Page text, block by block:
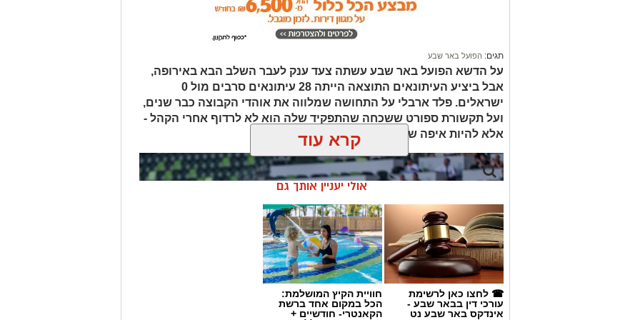
תגים: הפועל באר שבע
על הדשא הפועל באר שבע עשתה צעד ענק לעבר השלב הבא באירופה,
אבל ביציע העיתונאים התוצאה הייתה 28 עיתונאים סרבים מול 0
ישראלים. פלד ארבלי על התחושה שמלווה את אוהדי הקבוצה כבר שנים,
ועל תקשורת ספורט ששכחה שהתפקיד שלה הוא לא לרדוף אחרי הקהל -
אלא להיות איפה שנמצא הסיפור.קרא עוד
אולי יעניין אותך גם
☎ לחצו כאן לרשימת
עורכי דין בבאר שבע -
אינדקס באר שבע נט
חוויית הקיץ המושלמת:
הכל במקום אחד ברשת
הקאנטרי- חודשיים +